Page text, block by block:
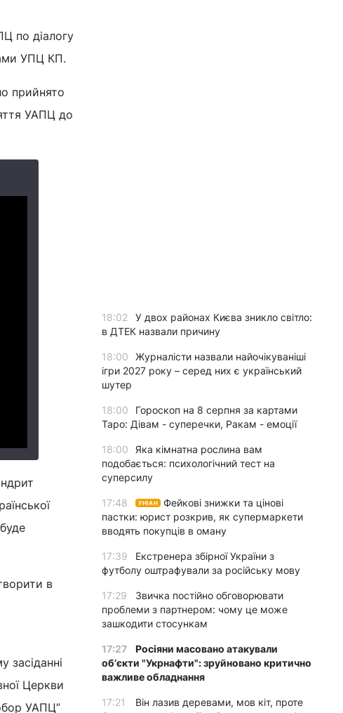
по діалогу
УПЦ КП.
прийнято
УАПЦ до
в
засіданні
Церкви
УАПЦ”
18:02
У двох районах Києва зникло світло:
в ДТЕК назвали причину
18:00
Журналісти назвали найочікуваніші
ігри 2027 року – серед них є український
шутер
18:00
Гороскоп на 8 серпня за картами
Таро: Дівам - суперечки, Ракам - емоції
18:00
Яка кімнатна рослина вам
подобається: психологічний тест на
суперсилу
17:48 УНІАН
Фейкові знижки та цінові
пастки: юрист розкрив, як супермаркети
вводять покупців в оману
17:39
Екстренера збірної України з
футболу оштрафували за російську мову
17:29
Звичка постійно обговорювати
проблеми з партнером: чому це може
зашкодити стосункам
17:27
Росіяни масовано атакували
обʼєкти "Укрнафти": зруйновано критично
важливе обладнання
17:21
Він лазив деревами, мов кіт, проте